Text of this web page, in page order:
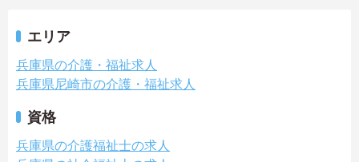
エリア
兵庫県の介護・福祉求人
兵庫県尼崎市の介護・福祉求人
資格
兵庫県の介護福祉士の求人